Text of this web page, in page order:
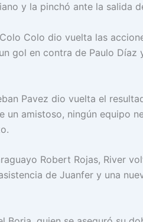
y la pinchó ante la salida
Colo dio vuelta las
gol en contra de Paulo Díaz
Pavez dio vuelta el
un amistoso, ningún equipo
Robert Rojas, River
de Juanfer y una